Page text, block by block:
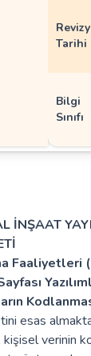
Tarihi
Bilgi
Sınıfı
İNŞAAT
Faaliyetleri
esas
verinin